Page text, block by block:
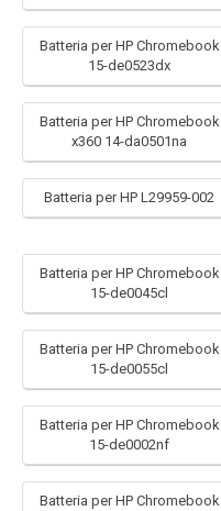
Batteria per HP Chromebook
15-de0523dx
Batteria per HP Chromebook
x360 14-da0501na
Batteria per HP L29959-002
Batteria per HP Chromebook
15-de0045cl
Batteria per HP Chromebook
15-de0055cl
Batteria per HP Chromebook
15-de0002nf
Batteria per HP Chromebook